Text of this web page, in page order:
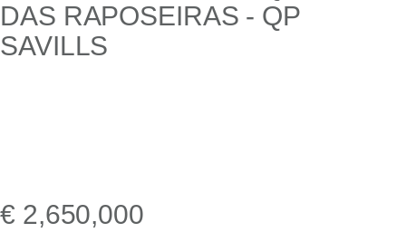
€ 2,650,000